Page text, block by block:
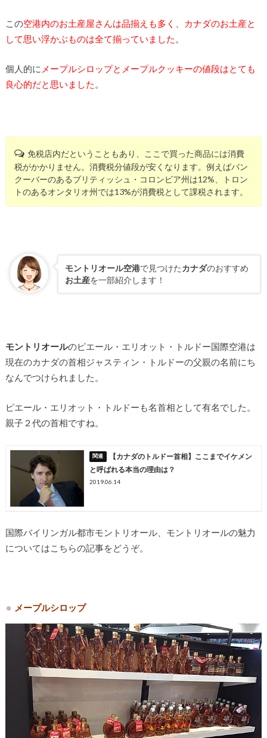
この空港内のお土産屋さんは品揃えも多く、カナダのお土産と
して思い浮かぶものは全て揃っていました
個人的に メープルシロップとメープルクッキーの値段はとても
良心的だと思いました 。
免税店内だということもあり、ここで買った商品には消費
税がかかりません。消費税分値段が安くなります。例えばバン
クーバーのあるブリティッシュ・コロンビア州は12%、トロン
トのあるオンタリオ州では13%が消費税として課税されます。
モントリオール空港で見つけたカナダのおすすめ
お土産を一部紹介します！
モントリオールのピエール・エリオット・トルドー国際空港は
現在のカナダの首相ジャスティン・トルドーの父親の名前にち
なんでつけられました。
ピエール・エリオット・トルドーも名首相として有名でした。
親子２代の首相ですね。
【カナダのトルドー首相】ここまでイケメン
と呼ばれる本当の理由は？
2019.06.14
国際バイリンガル都市モントリオール、モントリオールの魅力
についてはこちらの記事をどうぞ。
メープルシロップ